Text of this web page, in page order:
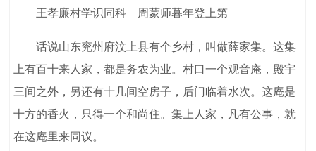
王孝廉村学识同科 周蒙师暮年登上第
话说山东兖州府汶上县有个乡村，叫做薛家集。这集
上有百十来人家，都是务农为业。村口一个观音庵，殿宇
三间之外，另还有十几间空房子，后门临着水次。这庵是
十方的香火，只得一个和尚住。集上人家，凡有公事，就
在这庵里来同议。